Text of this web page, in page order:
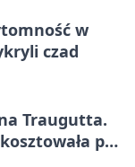
w
czad
Traugutta.
pół